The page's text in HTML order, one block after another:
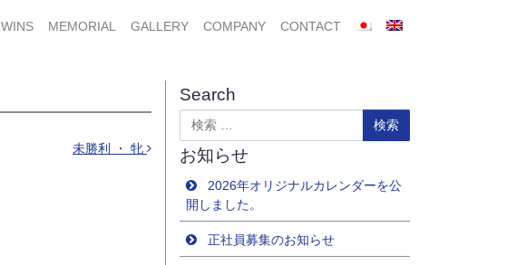
WINS MEMORIAL GALLERY COMPANY CONTACT
未勝利 ・ 牝
Search
検索
お知らせ
2026年オリジナルカレンダーを公
開しました。
正社員募集のお知らせ